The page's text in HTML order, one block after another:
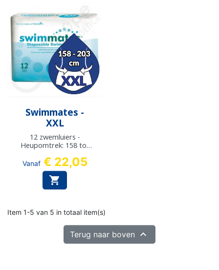
Swimmates -
XXL
12 zwemluiers -
Heupomtrek: 158 tot
Vanaf € 22,05

Item 1-5 van 5 in totaal item(s)
Terug naar boven 